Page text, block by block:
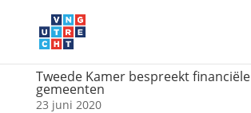
Tweede Kamer bespreekt
gemeenten
23 juni 2020